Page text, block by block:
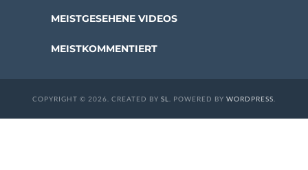
MEISTGESEHENE VIDEOS
MEISTKOMMENTIERT
COPYRIGHT © 2026. CREATED BY SL . POWERED BY WORDPRESS